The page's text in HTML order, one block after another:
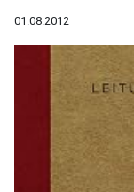
01.08.2012